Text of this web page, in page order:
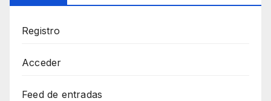
Registro
Acceder
Feed de entradas